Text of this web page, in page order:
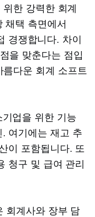
한 강력한 회계
채택 측면에서
경쟁합니다. 차이
을 맞춘다는 점입
다운 회계 소프트
기업을 위한 기능
. 여기에는 재고 추
이 포함됩니다. 또
청구 및 급여 관리
회계사와 장부 담